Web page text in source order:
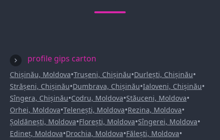
profile gips carton
Chișinău, Moldova•Trușeni, Chișinău•Durlești, Chișinău•
Strășeni, Chișinău•Dumbrava, Chișinău•Ialoveni, Chișinău•
Sîngera, Chișinău•Codru, Moldova•Stăuceni, Moldova•
Orhei, Moldova•Telenești, Moldova•Rezina, Moldova•
Șoldănești, Moldova•Florești, Moldova•Sîngerei, Moldova•
Edineț, Moldova•Drochia, Moldova•Fălești, Moldova•